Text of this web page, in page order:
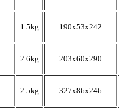
1.5kg 190x53x242
2.6kg 203x60x290
2.5kg 327x86x246